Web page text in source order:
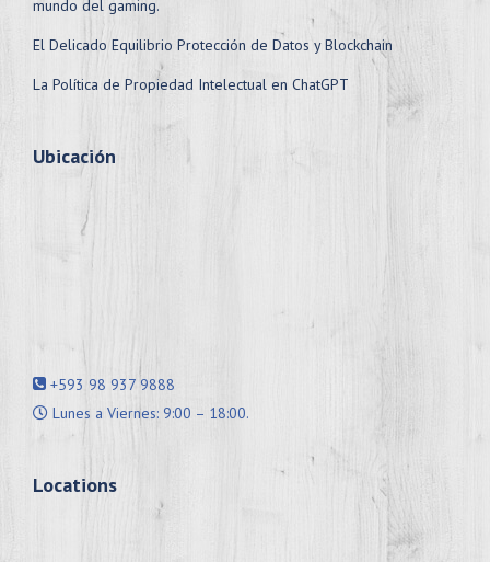
mundo del gaming.
El Delicado Equilibrio Protección de Datos y Blockchain
La Política de Propiedad Intelectual en ChatGPT
Ubicación
+593 98 937 9888
Lunes a Viernes: 9:00 – 18:00.
Locations